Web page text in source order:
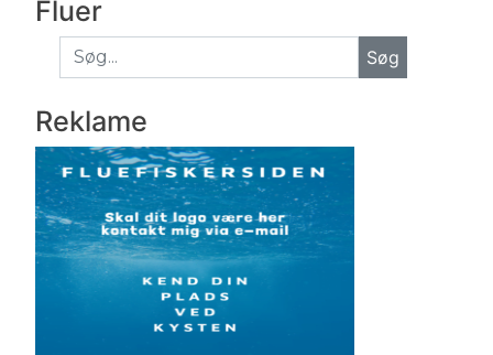
Fluer
Søg
Reklame